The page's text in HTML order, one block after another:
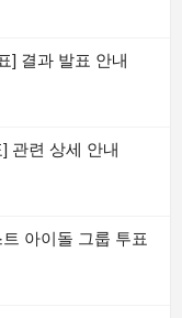
] 결과 발표 안내
관련 상세 안내
아이돌 그룹 투표